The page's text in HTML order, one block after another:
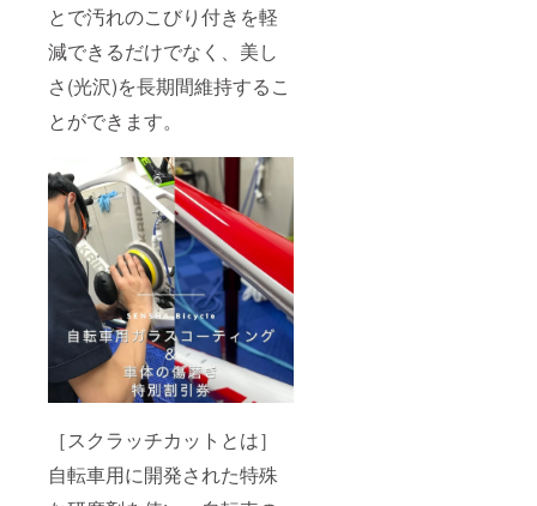
とで汚れのこびり付きを軽
減できるだけでなく、美し
さ(光沢)を長期間維持するこ
とができます。
［スクラッチカットとは］
自転車用に開発された特殊